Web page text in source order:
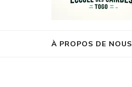
À PROPOS DE NOUS